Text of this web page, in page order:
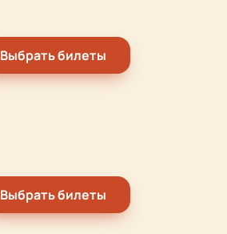
Выбрать билеты
Выбрать билеты